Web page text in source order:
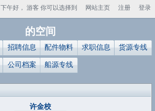
网站主页 注册 登录
下午好， 游客 你可以选择到
的空间
招聘信息 配件物料 求职信息 货源专线
公司档案 船源专线
许金校